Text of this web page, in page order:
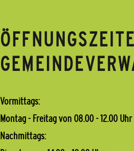
Vormittags:
Montag - Freitag von 08.00 - 12.00 Uhr
Nachmittags: